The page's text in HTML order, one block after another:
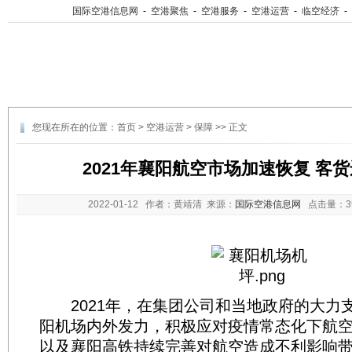
国际空港信息网 - 空港聚焦 - 空港服务 - 空港运营 - 临空经济 -
您现在所在的位置： 首页 > 空港运营 > 保障 >> 正文
2021年襄阳航空市场加速恢复 客
2022-01-12 作者：黄靖清 来源： 国际空港信息网 点击量：
2021年，在集团公司和当地政府的大力
阳机场内外发力，积极应对疫情常态化下航
以及襄阳高铁持续完善对航空造成不利影响